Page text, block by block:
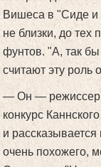
Вишеса в "Сиде и
не близки, до тех
фунтов. "А, так бы
считают эту роль
— Он — режиссер
конкурс
и
очень похожего,